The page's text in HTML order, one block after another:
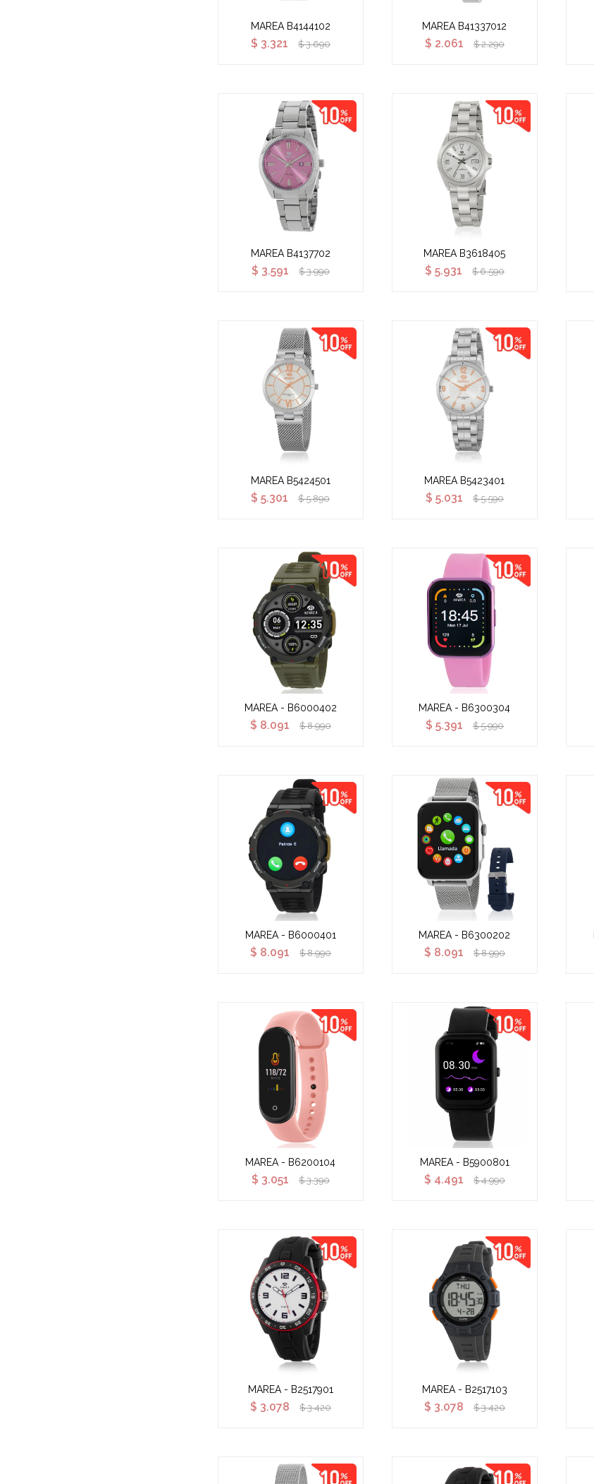
MAREA B4144102
$ 3.321 $ 3.690
MAREA B41337012
$ 2.061 $ 2.290
MAREA B4137702
$ 3.591 $ 3.990
MAREA B3618405
$ 5.931 $ 6.590
MAREA B5424501
$ 5.301 $ 5.890
MAREA B5423401
$ 5.031 $ 5.590
MAREA - B6000402
$ 8.091 $ 8.990
MAREA - B6300304
$ 5.391 $ 5.990
MAREA - B6000401
$ 8.091 $ 8.990
MAREA - B6300202
$ 8.091 $ 8.990
MAREA - B6200104
$ 3.051 $ 3.390
MAREA - B5900801
$ 4.491 $ 4.990
MAREA - B2517901
$ 3.078 $ 3.420
MAREA - B2517103
$ 3.078 $ 3.420